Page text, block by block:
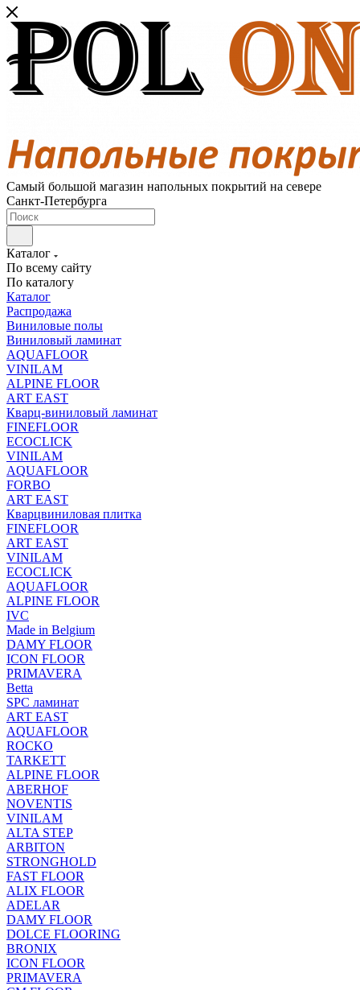
Самый большой магазин напольных покрытий на севере
Санкт-Петербурга
Каталог
По всему сайту
По каталогу
Каталог
Распродажа
Виниловые полы
Виниловый ламинат
AQUAFLOOR
VINILAM
ALPINE FLOOR
ART EAST
Кварц-виниловый ламинат
FINEFLOOR
ECOCLICK
VINILAM
AQUAFLOOR
FORBO
ART EAST
Кварцвиниловая плитка
FINEFLOOR
ART EAST
VINILAM
ECOCLICK
AQUAFLOOR
ALPINE FLOOR
IVC
Made in Belgium
DAMY FLOOR
ICON FLOOR
PRIMAVERA
Betta
SPC ламинат
ART EAST
AQUAFLOOR
ROCKO
TARKETT
ALPINE FLOOR
ABERHOF
NOVENTIS
VINILAM
ALTA STEP
ARBITON
STRONGHOLD
FAST FLOOR
ALIX FLOOR
ADELAR
DAMY FLOOR
DOLCE FLOORING
BRONIX
ICON FLOOR
PRIMAVERA